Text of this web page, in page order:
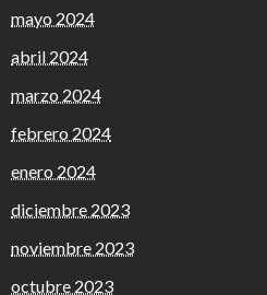
mayo 2024
abril 2024
marzo 2024
febrero 2024
enero 2024
diciembre 2023
noviembre 2023
octubre 2023